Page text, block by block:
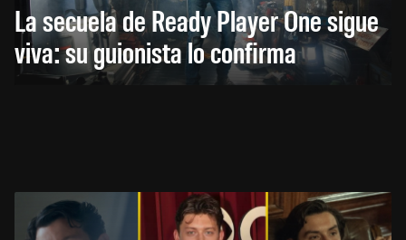
La secuela de Ready Player One sigue
viva: su guionista lo confirma